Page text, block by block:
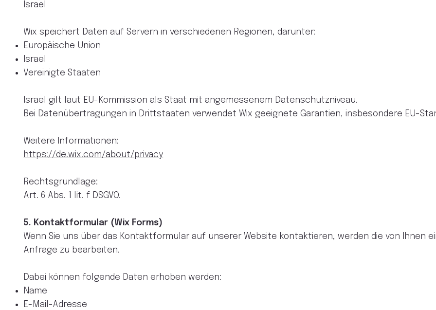
Israel
Wix speichert Daten auf Servern in verschiedenen Regionen, darunter:
Europäische Union
Israel
Vereinigte Staaten
Israel gilt laut EU-Kommission als Staat mit angemessenem Datenschutzniveau.
Bei Datenübertragungen in Drittstaaten verwendet Wix geeignete Garantien, insbesondere EU-
Weitere Informationen:
https://de.wix.com/about/privacy
Rechtsgrundlage:
Art. 6 Abs. 1 lit. f DSGVO.
5. Kontaktformular (Wix Forms)
Wenn Sie uns über das Kontaktformular auf unserer Website kontaktieren, werden die von Ihnen
Anfrage zu bearbeiten.
Dabei können folgende Daten erhoben werden:
Name
E-Mail-Adresse